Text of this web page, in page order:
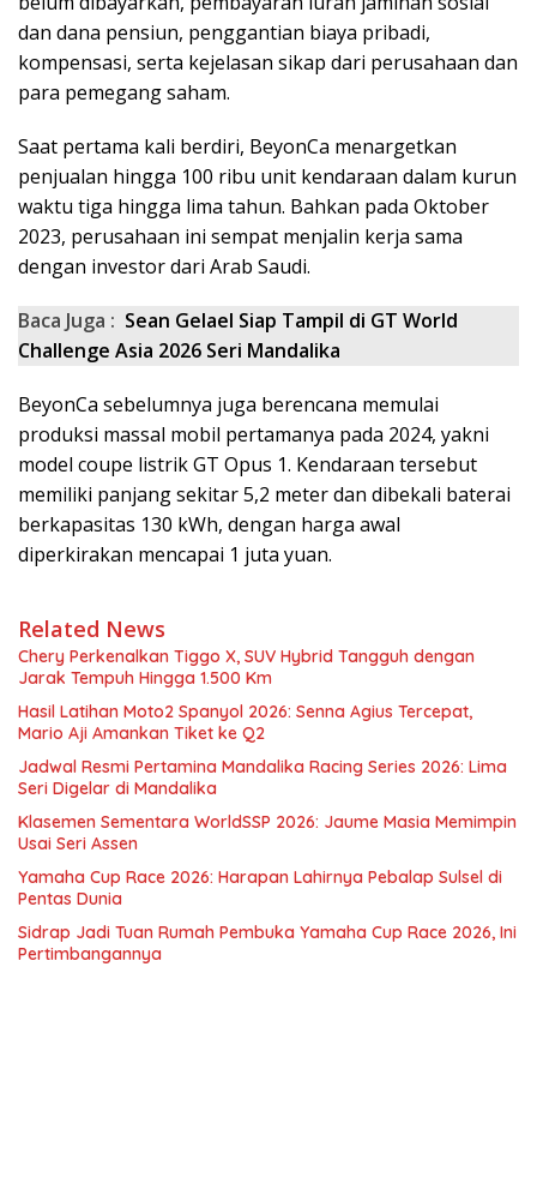
dan dana pensiun, penggantian biaya pribadi,
kompensasi, serta kejelasan sikap dari perusahaan dan
para pemegang saham.
Saat pertama kali berdiri, BeyonCa menargetkan
penjualan hingga 100 ribu unit kendaraan dalam kurun
waktu tiga hingga lima tahun. Bahkan pada Oktober
2023, perusahaan ini sempat menjalin kerja sama
dengan investor dari Arab Saudi.
Baca Juga : Sean Gelael Siap Tampil di GT World
Challenge Asia 2026 Seri Mandalika
BeyonCa sebelumnya juga berencana memulai
produksi massal mobil pertamanya pada 2024, yakni
model coupe listrik GT Opus 1. Kendaraan tersebut
memiliki panjang sekitar 5,2 meter dan dibekali baterai
berkapasitas 130 kWh, dengan harga awal
diperkirakan mencapai 1 juta yuan.
Related News
Chery Perkenalkan Tiggo X, SUV Hybrid Tangguh dengan
Jarak Tempuh Hingga 1.500 Km
Hasil Latihan Moto2 Spanyol 2026: Senna Agius Tercepat,
Mario Aji Amankan Tiket ke Q2
Jadwal Resmi Pertamina Mandalika Racing Series 2026: Lima
Seri Digelar di Mandalika
Klasemen Sementara WorldSSP 2026: Jaume Masia Memimpin
Usai Seri Assen
Yamaha Cup Race 2026: Harapan Lahirnya Pebalap Sulsel di
Pentas Dunia
Sidrap Jadi Tuan Rumah Pembuka Yamaha Cup Race 2026, Ini
Pertimbangannya